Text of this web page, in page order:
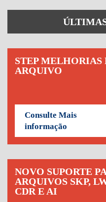
STEP MELHORIAS
ARQUIVO
Consulte Mais
informação
NOVO SUPORTE
ARQUIVOS SKP,
CDR E AI